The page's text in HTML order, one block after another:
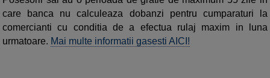
care banca nu calculeaza dobanzi pentru cumparaturi la
comercianti cu conditia de a efectua rulaj maxim in luna
urmatoare. Mai multe informatii gasesti AICI!